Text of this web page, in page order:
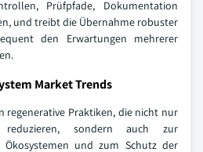
Prüfpfade, Dokumentation
und treibt die Übernahme robuster
den Erwartungen mehrerer
Market Trends
regenerative Praktiken, die nicht nur
reduzieren, sondern auch zur
Ökosystemen und zum Schutz der